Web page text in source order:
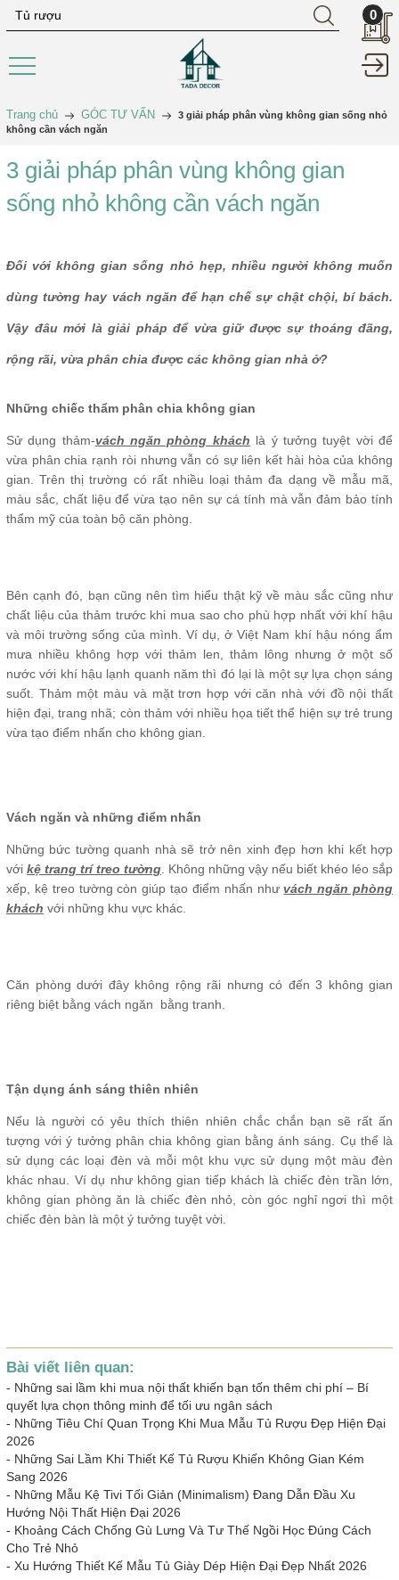
0
Trang chủ GÓC TƯ VẤN
3 giải pháp phân vùng không gian sống nhỏ
không cần vách ngăn
3 giải pháp phân vùng không gian
sống nhỏ không cần vách ngăn
Đối với không gian sống nhỏ hẹp, nhiều người không muốn
dùng tường hay vách ngăn để hạn chế sự chật chội, bí bách.
Vậy đâu mới là giải pháp để vừa giữ được sự thoáng đãng,
rộng rãi, vừa phân chia được các không gian nhà ở?
Những chiếc thẩm phân chia không gian
Sử dụng thảm-vách ngăn phòng khách là ý tưởng tuyệt vời để
vừa phân chia rạnh ròi nhưng vẫn có sự liên kết hài hòa của không
gian. Trên thị trường có rất nhiều loại thảm đa dạng về mẫu mã,
màu sắc, chất liệu để vừa tạo nên sự cá tính mà vẫn đảm bảo tính
thẩm mỹ của toàn bộ căn phòng.
Bên cạnh đó, bạn cũng nên tìm hiểu thật kỹ về màu sắc cũng như
chất liệu của thảm trước khi mua sao cho phù hợp nhất với khí hậu
và môi trường sống của mình. Ví dụ, ở Việt Nam khí hậu nóng ẩm
mưa nhiều không hợp với thảm len, thảm lông nhưng ở một số
nước với khí hậu lạnh quanh năm thì đó lại là một sự lựa chọn sáng
suốt. Thảm một màu và mặt trơn hợp với căn nhà với đồ nội thất
hiện đại, trang nhã; còn thảm với nhiều họa tiết thể hiện sự trẻ trung
vừa tạo điểm nhấn cho không gian.
Vách ngăn và những điểm nhấn
Những bức tường quanh nhà sẽ trở nên xinh đẹp hơn khi kết hợp
với kệ trang trí treo tường . Không những vậy nếu biết khéo léo sắp
xếp, kệ treo tường còn giúp tạo điểm nhấn nhưvách ngăn phòng
khách với những khu vực khác.
Căn phòng dưới đây không rộng rãi nhưng có đến 3 không gian
riêng biệt bằng vách ngăn bằng tranh.
Tận dụng ánh sáng thiên nhiên
Nếu là người có yêu thích thiên nhiên chắc chắn bạn sẽ rất ấn
tượng với ý tưởng phân chia không gian bằng ánh sáng. Cụ thể là
sử dụng các loại đèn và mỗi một khu vực sử dụng một màu đèn
khác nhau. Ví dụ như không gian tiếp khách là chiếc đèn trần lớn,
không gian phòng ăn là chiếc đèn nhỏ, còn góc nghỉ ngơi thì một
chiếc đèn bàn là một ý tưởng tuyệt vời.
Bài viết liên quan:
- Những sai lầm khi mua nội thất khiến bạn tốn thêm chi phí – Bí
quyết lựa chọn thông minh để tối ưu ngân sách
- Những Tiêu Chí Quan Trọng Khi Mua Mẫu Tủ Rượu Đẹp Hiện Đại
2026
- Những Sai Lầm Khi Thiết Kế Tủ Rượu Khiến Không Gian Kém
Sang 2026
- Những Mẫu Kệ Tivi Tối Giản (Minimalism) Đang Dẫn Đầu Xu
Hướng Nội Thất Hiện Đại 2026
- Khoảng Cách Chống Gù Lưng Và Tư Thế Ngồi Học Đúng Cách
Cho Trẻ Nhỏ
- Xu Hướng Thiết Kế Mẫu Tủ Giày Dép Hiện Đại Đẹp Nhất 2026